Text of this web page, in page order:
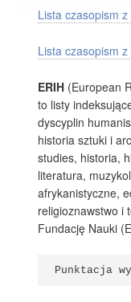
Lista czasopism
Lista czasopism
ERIH (European
to listy
dyscyplin
historia sztuki i
studies, historia,
literatura,
afrykanistyczne,
religioznawstwo i
Fundację Nauki
Punktacja